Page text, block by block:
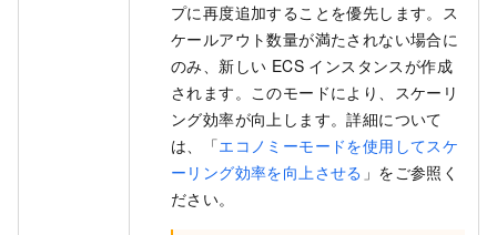
プに再度追加することを優先します。ス
ケールアウト数量が満たされない場合に
のみ、新しい ECS インスタンスが作成
されます。このモードにより、スケーリ
ング効率が向上します。詳細について
は、「エコノミーモードを使用してスケ
ーリング効率を向上させる 」をご参照く
ださい。